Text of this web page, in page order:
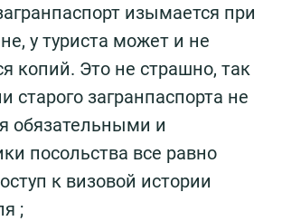
изымается при
у туриста может и не
копий. Это не страшно, так
старого загранпаспорта не
обязательными и
посольства все равно
к визовой истории
;